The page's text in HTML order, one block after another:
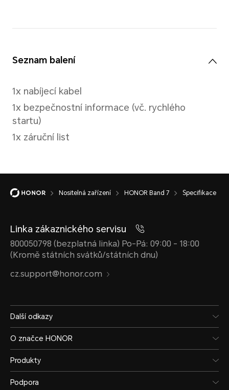
Silikon
1 tlačítko. Zmáčknete pro
zmáčknete znovu pro návrat.
Nabíjecí port
Nositelná zařízení HONOR Band 7 Specifikace
Linka zákaznického servisu
800050798 (bezplatná linka) Po-Pá: 09:00 - 18:00
(Kromě státních svátků/státních dnu)
cz.support@honor.com
Další odkazy
O značce HONOR
Produkty
Podpora